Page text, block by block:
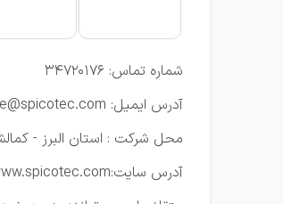
شماره تماس: 34720176
آدرس ایمیل: office@spicotec.com
محل شرکت : استان البرز -
آدرس سایت:www.spicotec.com